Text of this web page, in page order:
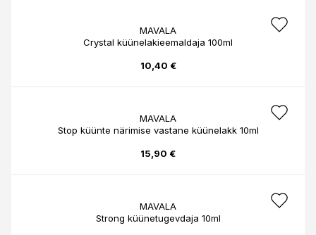
MAVALA
Crystal küünelakieemaldaja 100ml
10,40 €
MAVALA
Stop küünte närimise vastane küünelakk 10ml
15,90 €
MAVALA
Strong küünetugevdaja 10ml